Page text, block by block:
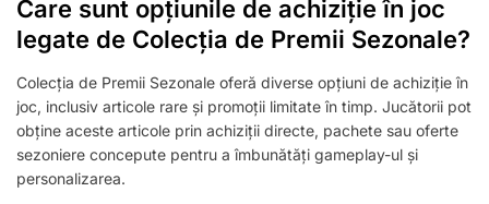
Care sunt opțiunile de achiziție în joc
legate de Colecția de Premii Sezonale?
Colecția de Premii Sezonale oferă diverse opțiuni de achiziție în
joc, inclusiv articole rare și promoții limitate în timp. Jucătorii pot
obține aceste articole prin achiziții directe, pachete sau oferte
sezoniere concepute pentru a îmbunătăți gameplay-ul și
personalizarea.